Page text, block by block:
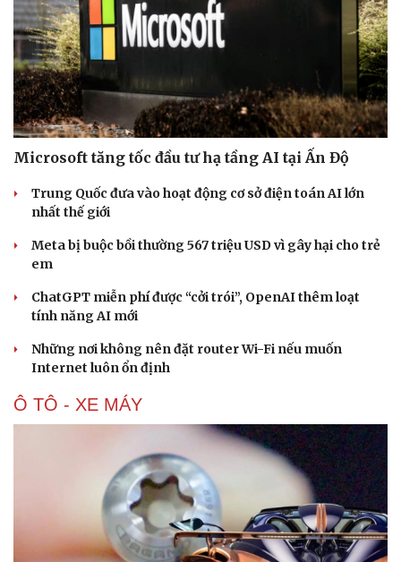
Văn hóa
Sân khấu - Điện ảnh
Văn học
Âm nhạc
Di sản
Giải trí
Nghệ sĩ
Sao Việt
Microsoft tăng tốc đầu tư hạ tầng AI tại Ấn Độ
Trung Quốc đưa vào hoạt động cơ sở điện toán AI lớn
nhất thế giới
Meta bị buộc bồi thường 567 triệu USD vì gây hại cho trẻ
em
ChatGPT miễn phí được “cởi trói”, OpenAI thêm loạt
tính năng AI mới
Những nơi không nên đặt router Wi-Fi nếu muốn
Internet luôn ổn định
Ô TÔ - XE MÁY